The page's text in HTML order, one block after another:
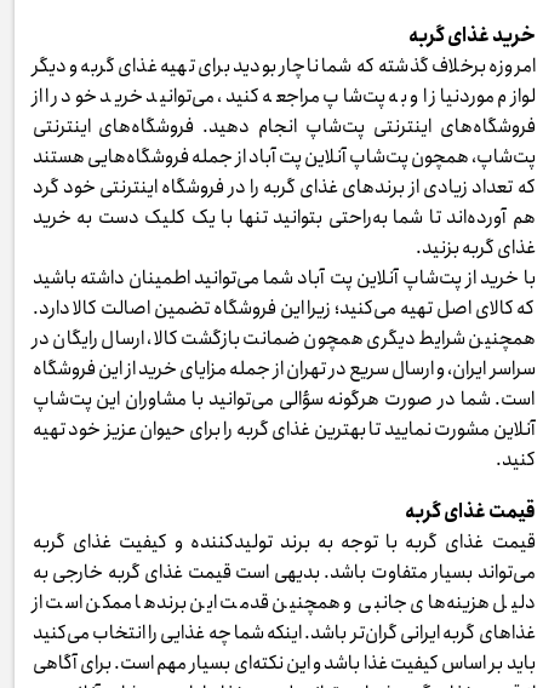
خرید غذای گربه
امروزه برخلاف گذشته که شما ناچار بودید برای تهیه غذای گربه و دیگر
لوازم موردنیاز او به پت‌شاپ مراجعه کنید، می‌توانید خرید خود را از
فروشگاه‌های اینترنتی پت‌شاپ انجام دهید. فروشگاه‌های اینترنتی
پت‌شاپ، همچون پت‌شاپ آنلاین پت آباد از جمله فروشگاه‌هایی هستند
که تعداد زیادی از برندهای غذای گربه را در فروشگاه اینترنتی خود گرد
هم آورده‌اند تا شما به‌راحتی بتوانید تنها با یک کلیک دست به خرید
غذای گربه بزنید.
با خرید از پت‌شاپ آنلاین پت آباد شما می‌توانید اطمینان داشته باشید
که کالای اصل تهیه می‌کنید؛ زیرا این فروشگاه تضمین اصالت کالا دارد.
همچنین شرایط دیگری همچون ضمانت بازگشت کالا، ارسال رایگان در
سراسر ایران، و ارسال سریع در تهران از جمله مزایای خرید از این فروشگاه
است. شما در صورت هرگونه سؤالی می‌توانید با مشاوران این پت‌شاپ
آنلاین مشورت نمایید تا بهترین غذای گربه را برای حیوان عزیز خود تهیه
کنید.
قیمت غذای گربه
قیمت غذای گربه با توجه به برند تولیدکننده و کیفیت غذای گربه
می‌تواند بسیار متفاوت باشد. بدیهی است قیمت غذای گربه خارجی به
دلیل هزینه‌های جانبی و همچنین قدمت این برندها ممکن است از
غذاهای گربه ایرانی گران‌تر باشد. اینکه شما چه غذایی را انتخاب می‌کنید
باید بر اساس کیفیت غذا باشد و این نکته‌ای بسیار مهم است. برای آگاهی